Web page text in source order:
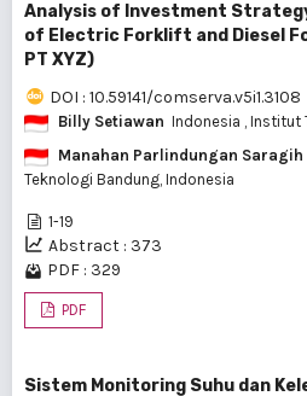
Analysis of Investment
of Electric Forklift and Diesel
PT XYZ)
DOI : 10.59141/comserva.v5i1.3108
Billy Setiawan Indonesia , Institut
Manahan Parlindungan
Teknologi Bandung, Indonesia
1-19
Abstract : 373
PDF : 329
PDF
Sistem Monitoring Suhu dan